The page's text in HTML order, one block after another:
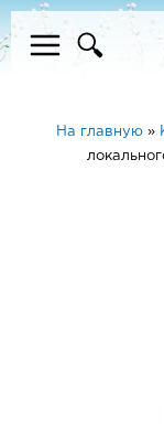
На главную»